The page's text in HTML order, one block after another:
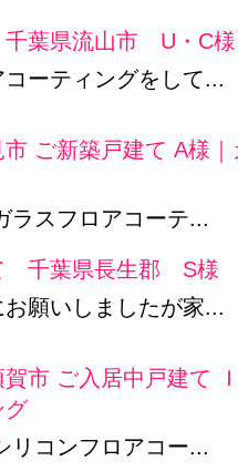
葉県流山市 U・C様
ーティングをして...
ご新築戸建て A様
ラスフロアコーテ...
千葉県長生郡 S様
願いしましたが家...
市 ご入居中戸建て
グ
リコンフロアコー...